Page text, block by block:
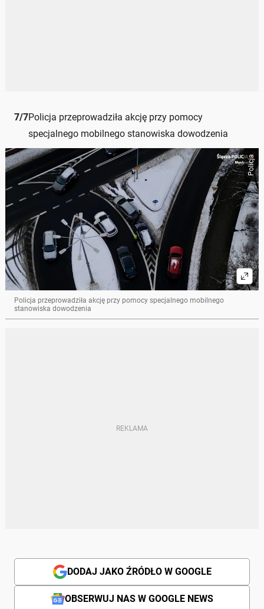
7/7Policja przeprowadziła akcję przy pomocy
specjalnego mobilnego stanowiska dowodzenia
Policja
Policja przeprowadziła akcję przy pomocy specjalnego mobilnego
stanowiska dowodzenia
DODAJ JAKO ŹRÓDŁO W GOOGLE
OBSERWUJ NAS W GOOGLE NEWS